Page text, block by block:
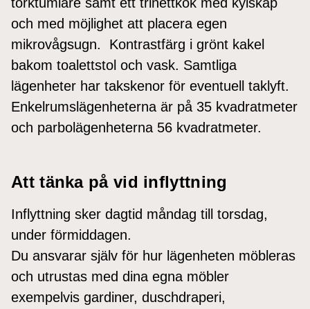
och med möjlighet att placera egen
mikrovågsugn. Kontrastfärg i grönt kakel
bakom toalettstol och vask. Samtliga
lägenheter har takskenor för eventuell taklyft.
Enkelrumslägenheterna är på 35 kvadratmeter
och parbolägenheterna 56 kvadratmeter.
Att tänka på vid inflyttning
Inflyttning sker dagtid måndag till torsdag,
under förmiddagen.
Du ansvarar själv för hur lägenheten möbleras
och utrustas med dina egna möbler
exempelvis gardiner, duschdraperi,